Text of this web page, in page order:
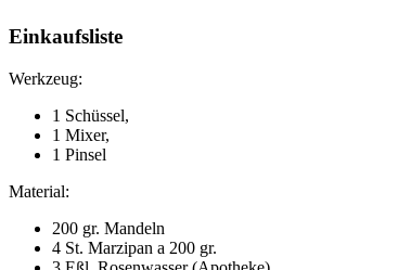
Einkaufsliste
Werkzeug:
1 Schüssel,
1 Mixer,
1 Pinsel
Material:
200 gr. Mandeln
4 St. Marzipan a 200 gr.